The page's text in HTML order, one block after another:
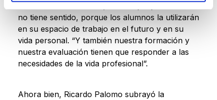
no tiene sentido, porque los alumnos la utilizarán
en su espacio de trabajo en el futuro y en su
vida personal. “Y también nuestra formación y
nuestra evaluación tienen que responder a las
necesidades de la vida profesional”.
Ahora bien, Ricardo Palomo subrayó la